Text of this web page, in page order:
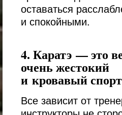
оставаться
и спокойными.
4. Каратэ — это
очень жестокий
и кровавый
Все зависит от